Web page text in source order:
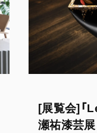
[展覧会]「
瀬祐漆芸展